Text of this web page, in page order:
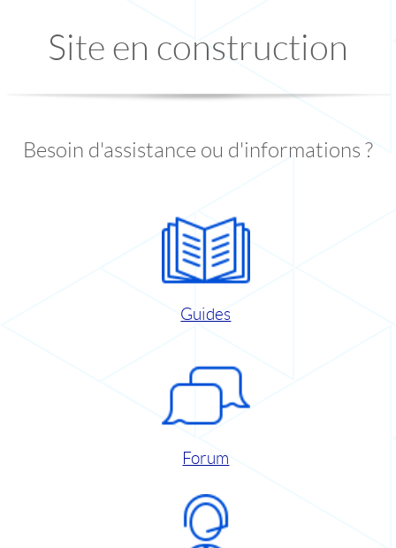
Site en construction
Besoin d'assistance ou d'informations ?
Guides
Forum